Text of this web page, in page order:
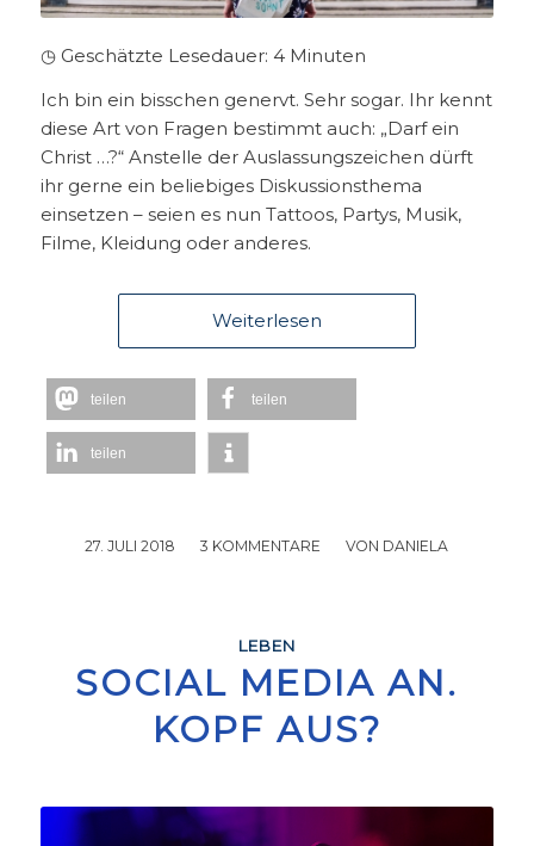
◷ Geschätzte Lesedauer: 4 Minuten
Ich bin ein bisschen genervt. Sehr sogar. Ihr kennt
diese Art von Fragen bestimmt auch: „Darf ein
Christ …?“ Anstelle der Auslassungszeichen dürft
ihr gerne ein beliebiges Diskussionsthema
einsetzen – seien es nun Tattoos, Partys, Musik,
Filme, Kleidung oder anderes.
Weiterlesen
teilen teilen
teilen
27. JULI 2018
/ 3 KOMMENTARE
/ VON DANIELA
LEBEN
SOCIAL MEDIA AN.
KOPF AUS?